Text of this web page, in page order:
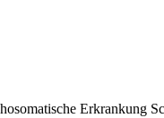
Erkrankung